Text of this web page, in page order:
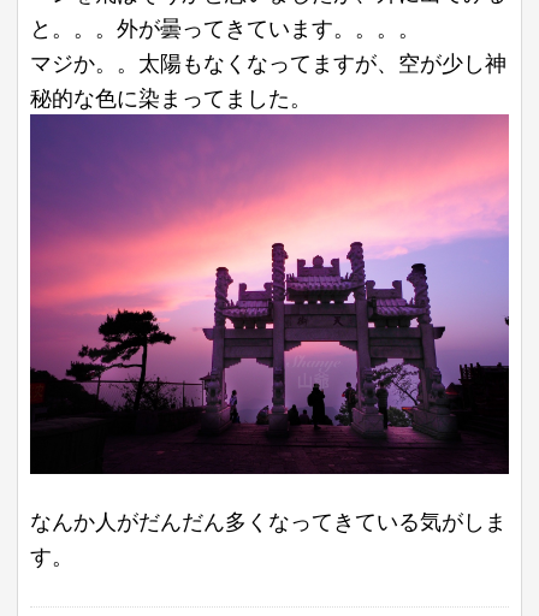
と。。。外が曇ってきています。。。。
マジか。。太陽もなくなってますが、空が少し神
秘的な色に染まってました。
なんか人がだんだん多くなってきている気がしま
す。